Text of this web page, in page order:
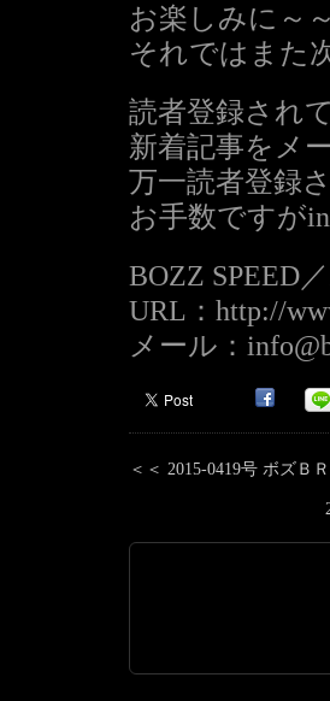
お楽しみに～
それではまた
読者登録され
新着記事をメ
万一読者登録
お手数ですが
BOZZ SPEED
URL：http://
メール：
＜＜ 2015-0419号 ボズＢ